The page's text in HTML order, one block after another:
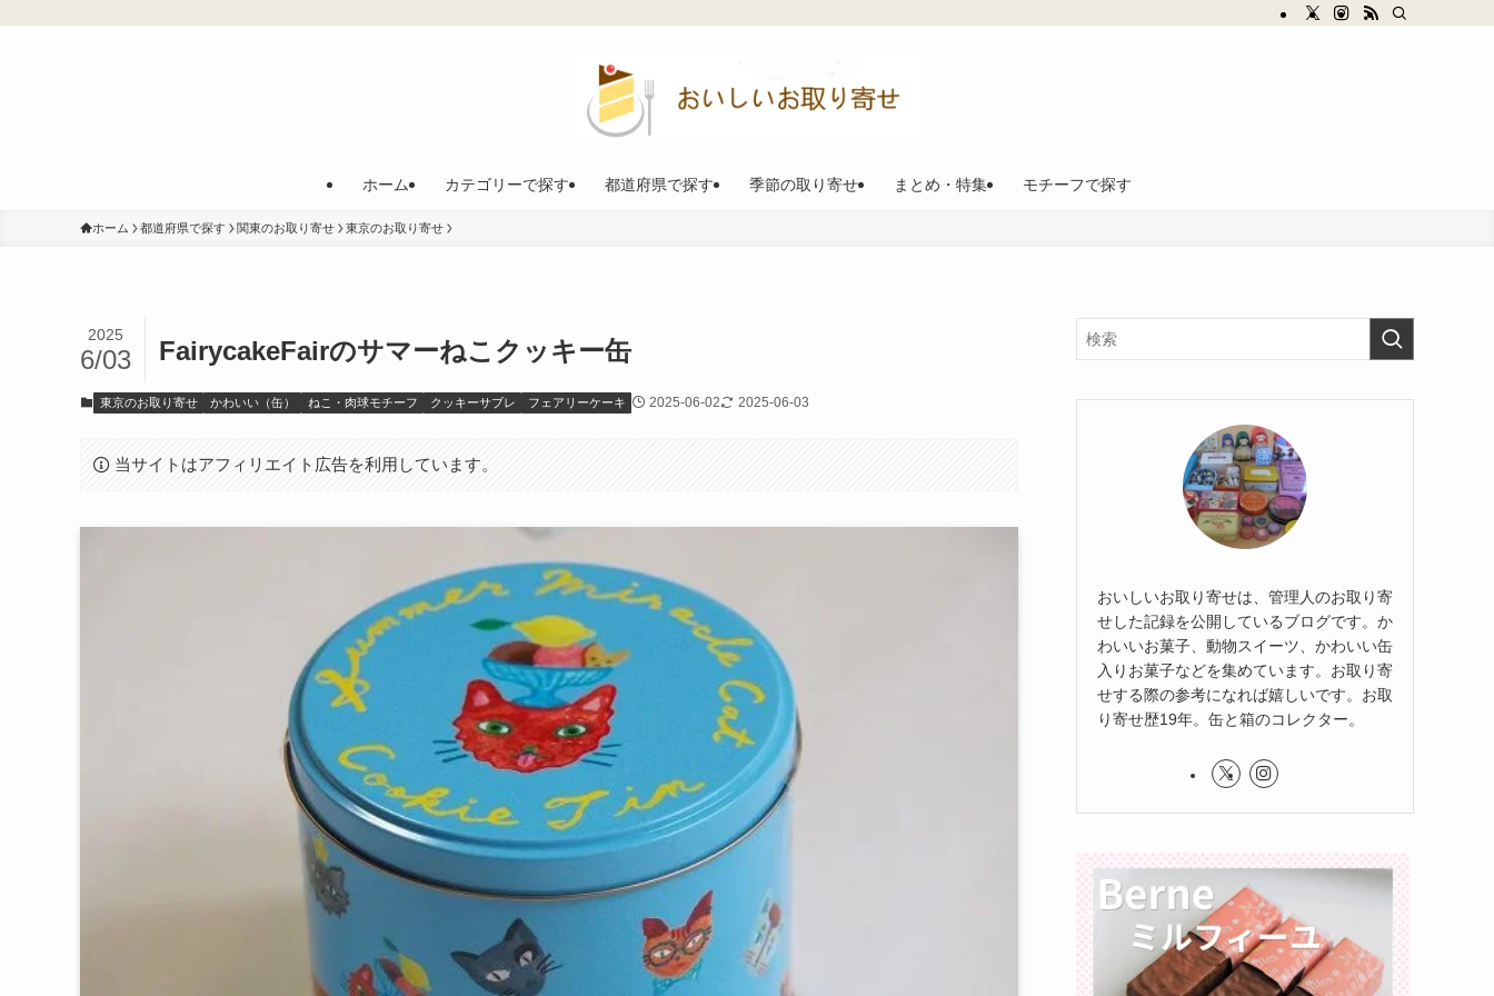
ホーム カテゴリーで探す 都道府県で探す 季節の取り寄せ まとめ・特集 モチーフで探す
ホーム 都道府県で探す 関東のお取り寄せ 東京のお取り寄せ
FairycakeFairのサマーねこクッキー缶
2025
6/03
東京のお取り寄せ かわいい（缶） ねこ・肉球モチーフ クッキーサブレ フェアリーケーキ 2025-06-02 2025-06-03
当サイトはアフィリエイト広告を利用しています。
おいしいお取り寄せは、管理人のお取り寄
せした記録を公開しているブログです。か
わいいお菓子、動物スイーツ、かわいい缶
入りお菓子などを集めています。お取り寄
せする際の参考になれば嬉しいです。お取
り寄せ歴19年。缶と箱のコレクター。